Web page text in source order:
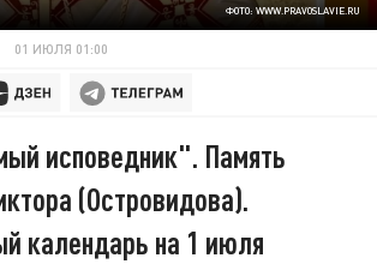
ФОТО: WWW.PRAVOSLAVIE.RU
01 ИЮЛЯ 01:00
исповедник". Память
(Островидова).
календарь на 1 июля